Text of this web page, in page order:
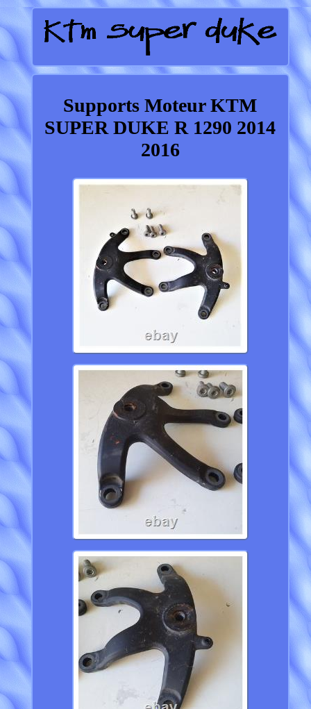
Supports Moteur KTM
SUPER DUKE R 1290 2014
2016